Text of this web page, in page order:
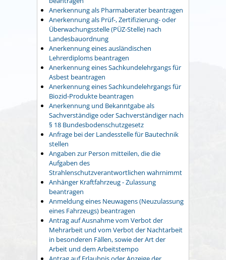
Anerkennung als Pharmaberater beantragen
Anerkennung als Prüf-, Zertifizierung- oder
Überwachungsstelle (PÜZ-Stelle) nach
Landesbauordnung
Anerkennung eines ausländischen
Lehrerdiploms beantragen
Anerkennung eines Sachkundelehrgangs für
Asbest beantragen
Anerkennung eines Sachkundelehrgangs für
Biozid-Produkte beantragen
Anerkennung und Bekanntgabe als
Sachverständige oder Sachverständiger nach
§ 18 Bundesbodenschutzgesetz
Anfrage bei der Landesstelle für Bautechnik
stellen
Angaben zur Person mitteilen, die die
Aufgaben des
Strahlenschutzverantwortlichen wahrnimmt
Anhänger Kraftfahrzeug - Zulassung
beantragen
Anmeldung eines Neuwagens (Neuzulassung
eines Fahrzeugs) beantragen
Antrag auf Ausnahme vom Verbot der
Mehrarbeit und vom Verbot der Nachtarbeit
in besonderen Fällen, sowie der Art der
Arbeit und dem Arbeitstempo